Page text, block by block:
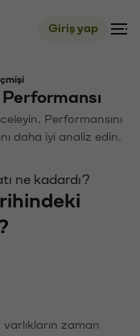
Giriş yap
Performansını
daha iyi analiz edin.
ne kadardı?
zaman